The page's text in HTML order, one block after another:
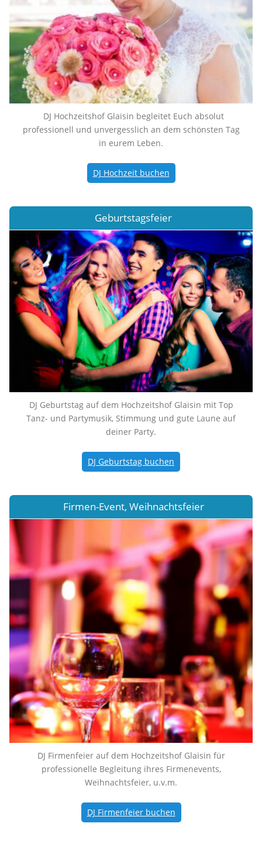
DJ Hochzeitshof Glaisin begleitet Euch absolut
professionell und unvergesslich an dem schönsten Tag
in eurem Leben.
DJ Hochzeit buchen
Geburtstagsfeier
DJ Geburtstag auf dem Hochzeitshof Glaisin mit Top
Tanz- und Partymusik, Stimmung und gute Laune auf
deiner Party.
DJ Geburtstag buchen
Firmen-Event, Weihnachtsfeier
DJ Firmenfeier auf dem Hochzeitshof Glaisin für
professionelle Begleitung ihres Firmenevents,
Weihnachtsfeier, u.v.m.
DJ Firmenfeier buchen